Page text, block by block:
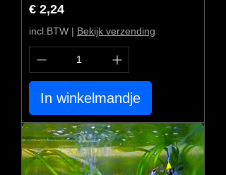
Prijs
€ 2,24
incl.BTW | Bekijk verzending
In winkelmandje